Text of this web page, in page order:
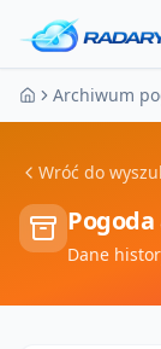
Strona główna
Archiwum
Wróć do
Dane